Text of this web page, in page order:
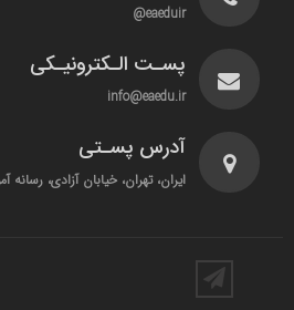
eaeduir@
پسـت الـکترونیـکی
info@eaedu.ir
آدرس پسـتی
ایران، تهران، خیابان آزادی،